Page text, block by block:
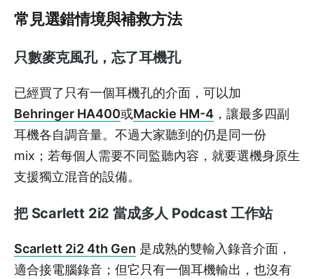
常見選錯情境與補救方法
只數麥克風孔，忘了耳機孔
已經買了只有一個耳機孔的介面，可以加
Behringer HA400或Mackie HM-4 ，讓最多四副
耳機各自調音量。不過大家聽到的仍是同一份
mix；若每個人需要不同監聽內容，就要選機身原生
支援獨立混音的設備。
把 Scarlett 2i2 當成多人 Podcast 工作站
Scarlett 2i2 4th Gen 是成熟的雙輸入錄音介面，
適合接電腦錄音；但它只有一個耳機輸出，也沒有